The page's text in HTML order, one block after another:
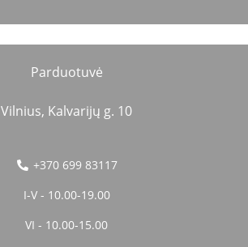
Parduotuvė
Vilnius, Kalvarijų g. 10
+370 699 83117
I-V - 10.00-19.00
VI - 10.00-15.00